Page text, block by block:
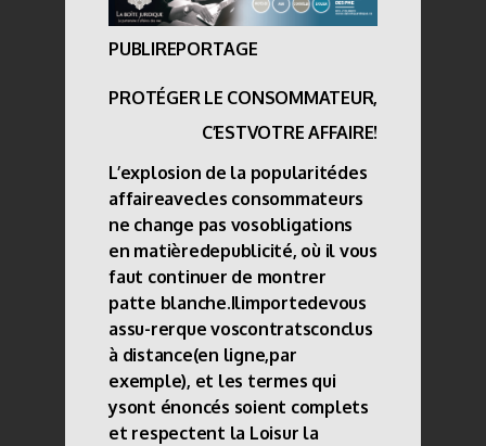
PUBLIREPORTAGE
PROTÉGER LE CONSOMMATEUR,
C’ESTVOTRE AFFAIRE!
L’explosion de la popularitédes
affaireavecles consommateurs
ne change pas vosobligations
en matièredepublicité, où il vous
faut continuer de montrer
patte blanche.Ilimportedevous
assu-rerque voscontratsconclus
à distance(en ligne,par
exemple), et les termes qui
ysont énoncés soient complets
et respectent la Loisur la